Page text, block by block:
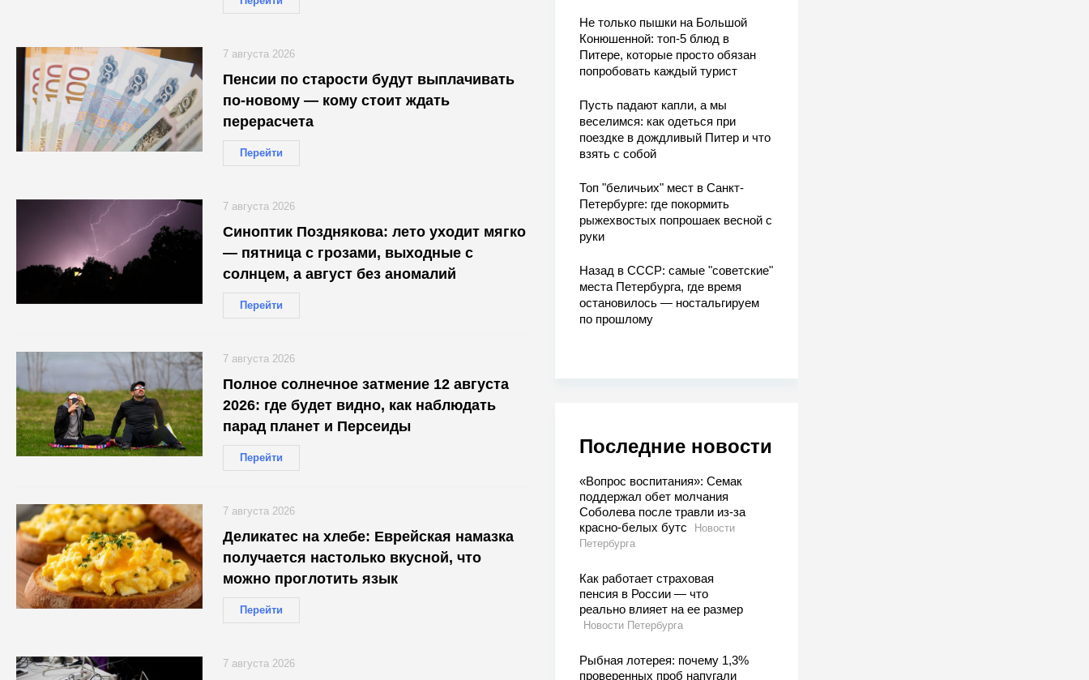
Не только пышки на Большой
Конюшенной: топ-5 блюд в
Питере, которые просто обязан
попробовать каждый турист
Пусть падают капли, а мы
веселимся: как одеться при
поездке в дождливый Питер и что
взять с собой
Топ "беличьих" мест в Санкт-
Петербурге: где покормить
рыжехвостых попрошаек весной с
руки
Назад в СССР: самые "советские"
места Петербурга, где время
остановилось — ностальгируем
по прошлому
Последние новости
«Вопрос воспитания»: Семак
поддержал обет молчания
Соболева после травли из-за
красно-белых бутс
Новости
Петербурга
Как работает страховая
пенсия в России — что
реально влияет на ее размер
Новости Петербурга
Рыбная лотерея: почему 1,3%
проверенных проб напугали
Пенсии по старости будут выплачивать
по-новому — кому стоит ждать
перерасчета
Перейти
7 августа 2026
Синоптик Позднякова: лето уходит мягко
— пятница с грозами, выходные с
солнцем, а август без аномалий
Перейти
7 августа 2026
Полное солнечное затмение 12 августа
2026: где будет видно, как наблюдать
парад планет и Персеиды
Перейти
7 августа 2026
Деликатес на хлебе: Еврейская намазка
получается настолько вкусной, что
можно проглотить язык
Перейти
7 августа 2026
7 августа 2026